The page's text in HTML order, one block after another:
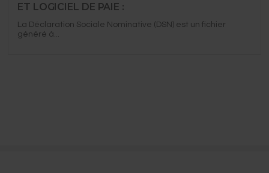
ET LOGICIEL DE PAIE :
La Déclaration Sociale Nominative (DSN) est un fichier
généré à...